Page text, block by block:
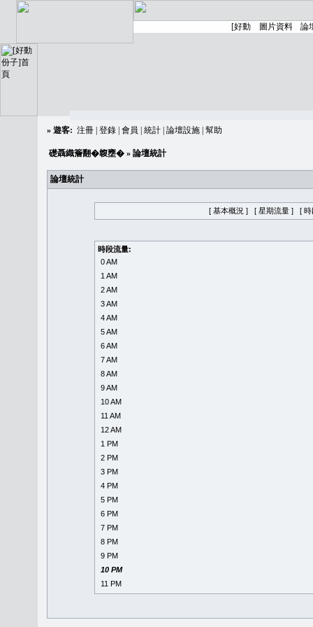
» 遊客: 注冊 登錄 會員 統計 論壇設施 幫助
礎聶織簷翻�䪖壅� » 論壇統計
論壇統計
[ 基本概況 ] [ 星期流量 ] [ 時
時段流量:
0 AM
1 AM
2 AM
3 AM
4 AM
5 AM
6 AM
7 AM
8 AM
9 AM
10 AM
11 AM
12 AM
1 PM
2 PM
3 PM
4 PM
5 PM
6 PM
7 PM
8 PM
9 PM
10 PM
11 PM